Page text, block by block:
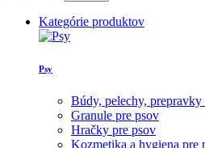
Kategórie produktov
Psy
Búdy, pelechy,
Granule pre psov
Hračky pre psov
Kozmetika a hygiena pre